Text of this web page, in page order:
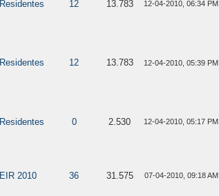
Residentes 12 13.783 12-04-2010, 06:34 PM
Residentes 12 13.783 12-04-2010, 05:39 PM
Residentes 0 2.530 12-04-2010, 05:17 PM
EIR 2010 36 31.575 07-04-2010, 09:18 AM